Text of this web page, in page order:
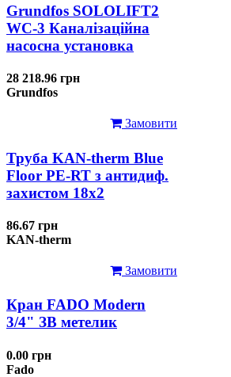
Grundfos SOLOLIFT2
WC-3 Каналізаційна
насосна установка
28 218.96 грн
Grundfos
Замовити
Труба KAN-therm Blue
Floor PE-RT з антидиф.
захистом 18х2
86.67 грн
KAN-therm
Замовити
Кран FADO Modern
3/4" ЗВ метелик
0.00 грн
Fado